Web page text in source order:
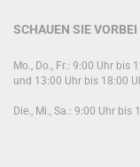
SCHAUEN SIE
Mo., Do., Fr.: 9:00 Uhr bis
und 13:00 Uhr bis 18:00
Die., Mi., Sa.: 9:00 Uhr bis